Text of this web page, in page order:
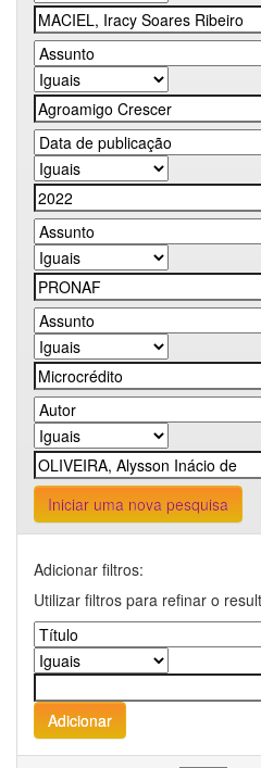
Iniciar uma nova pesquisa
Adicionar filtros:
Utilizar filtros para refinar o